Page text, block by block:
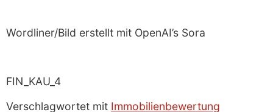
Wordliner/Bild erstellt mit OpenAI’s Sora
FIN_KAU_4
Verschlagwortet mit Immobilienbewertung